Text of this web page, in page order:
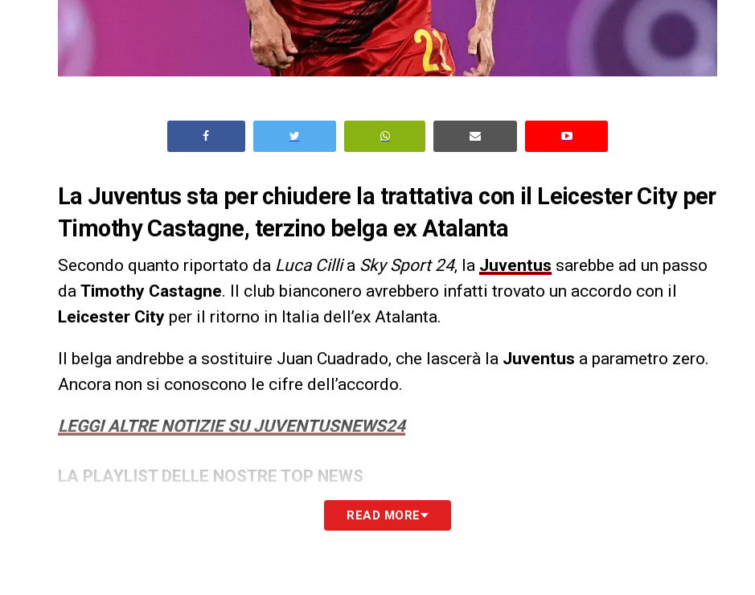
La Juventus sta per chiudere la trattativa con il Leicester City per
Timothy Castagne, terzino belga ex Atalanta
Secondo quanto riportato da Luca Cillia Sky Sport 24, la Juventus sarebbe ad un passo
da Timothy Castagne. Il club bianconero avrebbero infatti trovato un accordo con il
Leicester City per il ritorno in Italia dell’ex Atalanta.
Il belga andrebbe a sostituire Juan Cuadrado, che lascerà la Juventus a parametro zero.
Ancora non si conoscono le cifre dell’accordo.
LEGGI ALTRE NOTIZIE SU JUVENTUSNEWS24
LA PLAYLIST DELLE NOSTRE TOP NEWS
READ MORE